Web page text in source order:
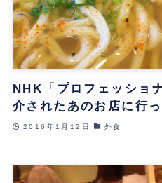
NHK「プロフェッショ
介されたあのお店に行っ
2016年1月12日 外食